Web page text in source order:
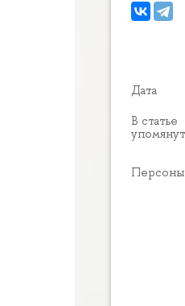
Дата
В статье
Персоны